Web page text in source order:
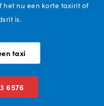
het nu een korte taxirit of
is.
taxi
6576